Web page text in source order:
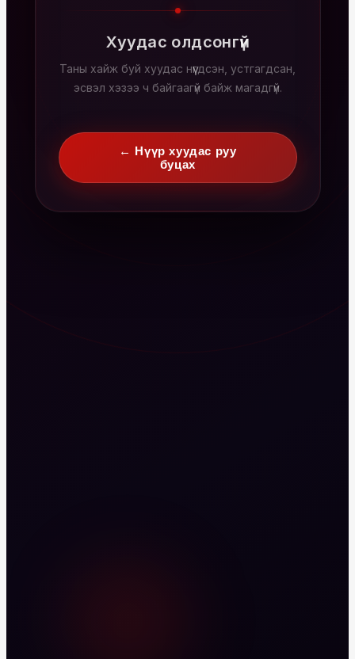
Хуудас олдсонгүй
Таны хайж буй хуудас нүүгдсэн, устгагдсан,
эсвэл хэзээ ч байгаагүй байж магадгүй.
← Нүүр хуудас руу
буцах